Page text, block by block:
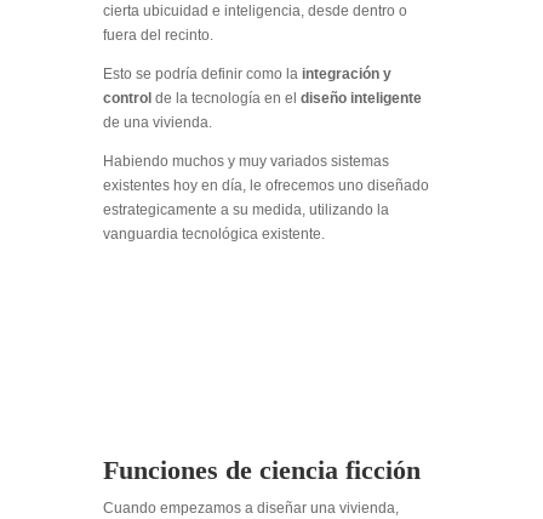
cierta ubicuidad e inteligencia, desde dentro o
fuera del recinto.
Esto se podría definir como la integración y
controlde la tecnología en el diseño inteligente
de una vivienda.
Habiendo muchos y muy variados sistemas
existentes hoy en día, le ofrecemos uno diseñado
estrategicamente a su medida, utilizando la
vanguardia tecnológica existente.
Funciones de ciencia ficción
Cuando empezamos a diseñar una vivienda,